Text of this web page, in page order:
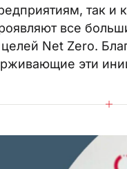
так
все
Net Zero.
эти